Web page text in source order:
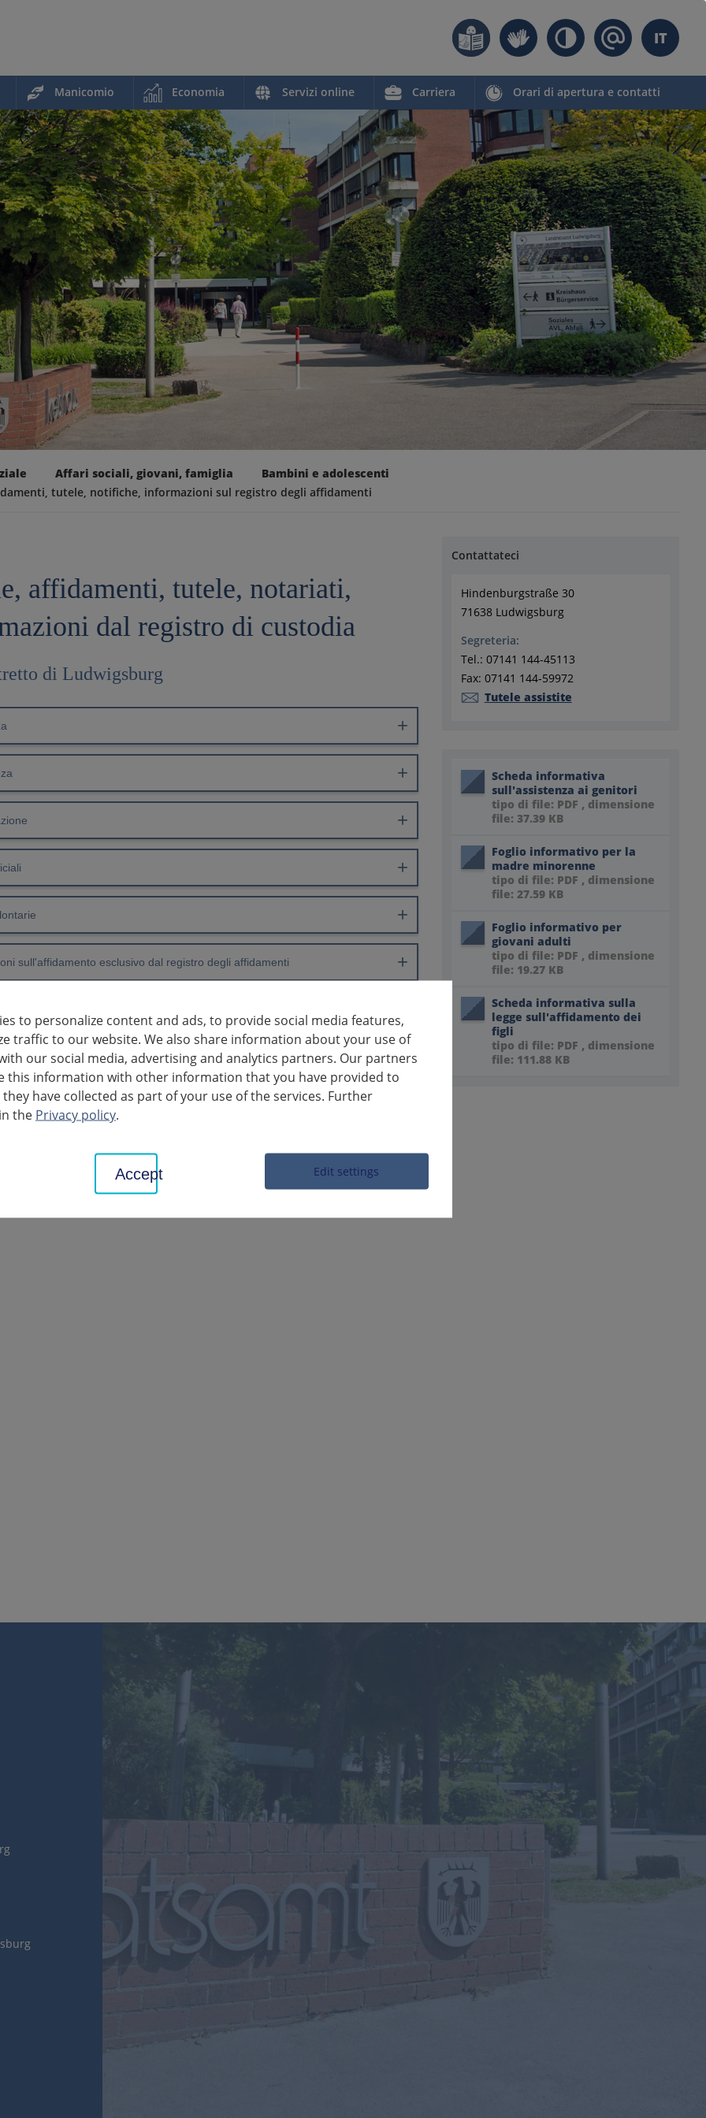
IT
Manicomio Economia Servizi online Carriera Orari di apertura e contatti
Affari sociali, giovani, famiglia
Bambini e adolescenti
tutele, notifiche, informazioni sul registro degli affidamenti
affidamenti, tutele, notariati,
dal registro di custodia
di Ludwigsburg
sull'affidamento esclusivo dal registro degli affidamenti
segreteria
Contattateci
Hindenburgstraße 30
71638 Ludwigsburg
Segreteria:
Tel.: 07141 144-45113
Fax: 07141 144-59972
Tutele assistite
Scheda informativa
sull'assistenza ai genitori
tipo di file: PDF , dimensione
file: 37.39 KB
Foglio informativo per la
madre minorenne
tipo di file: PDF , dimensione
file: 27.59 KB
Foglio informativo per
giovani adulti
tipo di file: PDF , dimensione
file: 19.27 KB
Scheda informativa sulla
legge sull'affidamento dei
figli
tipo di file: PDF , dimensione
file: 111.88 KB
to personalize content and ads, to provide social media features,
traffic to our website. We also share information about your use of
our social media, advertising and analytics partners. Our partners
this information with other information that you have provided to
have collected as part of your use of the services. Further
the Privacy policy.
Edit settings
Accept